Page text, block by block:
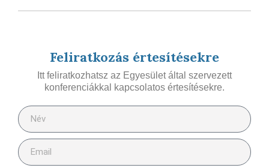
Feliratkozás értesítésekre
Itt feliratkozhatsz az Egyesület által szervezett
konferenciákkal kapcsolatos értesítésekre.